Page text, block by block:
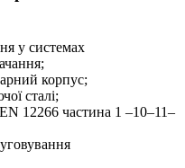
у системах
корпус;
сталі;
12266 частина 1 –10–11–